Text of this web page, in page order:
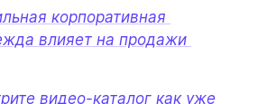
корпоративная
влияет на продажи
видео-каталог как уже